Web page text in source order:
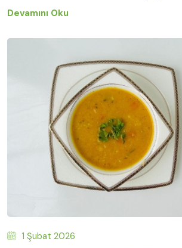
Devamını Oku
1 Şubat 2026